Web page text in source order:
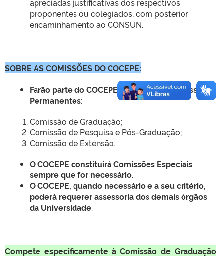
apreciadas justificativas dos respectivos
proponentes ou colegiados, com posterior
encaminhamento ao CONSUN.
SOBRE AS COMISSÕES DO COCEPE:
Farão parte do COCEPE as seguintes Comissões
Permanentes:
Comissão de Graduação;
Comissão de Pesquisa e Pós-Graduação;
Comissão de Extensão.
O COCEPE constituirá Comissões Especiais
sempre que for necessário.
O COCEPE, quando necessário e a seu critério,
poderá requerer assessoria dos demais órgãos
da Universidade.
Compete especificamente à Comissão de Graduação